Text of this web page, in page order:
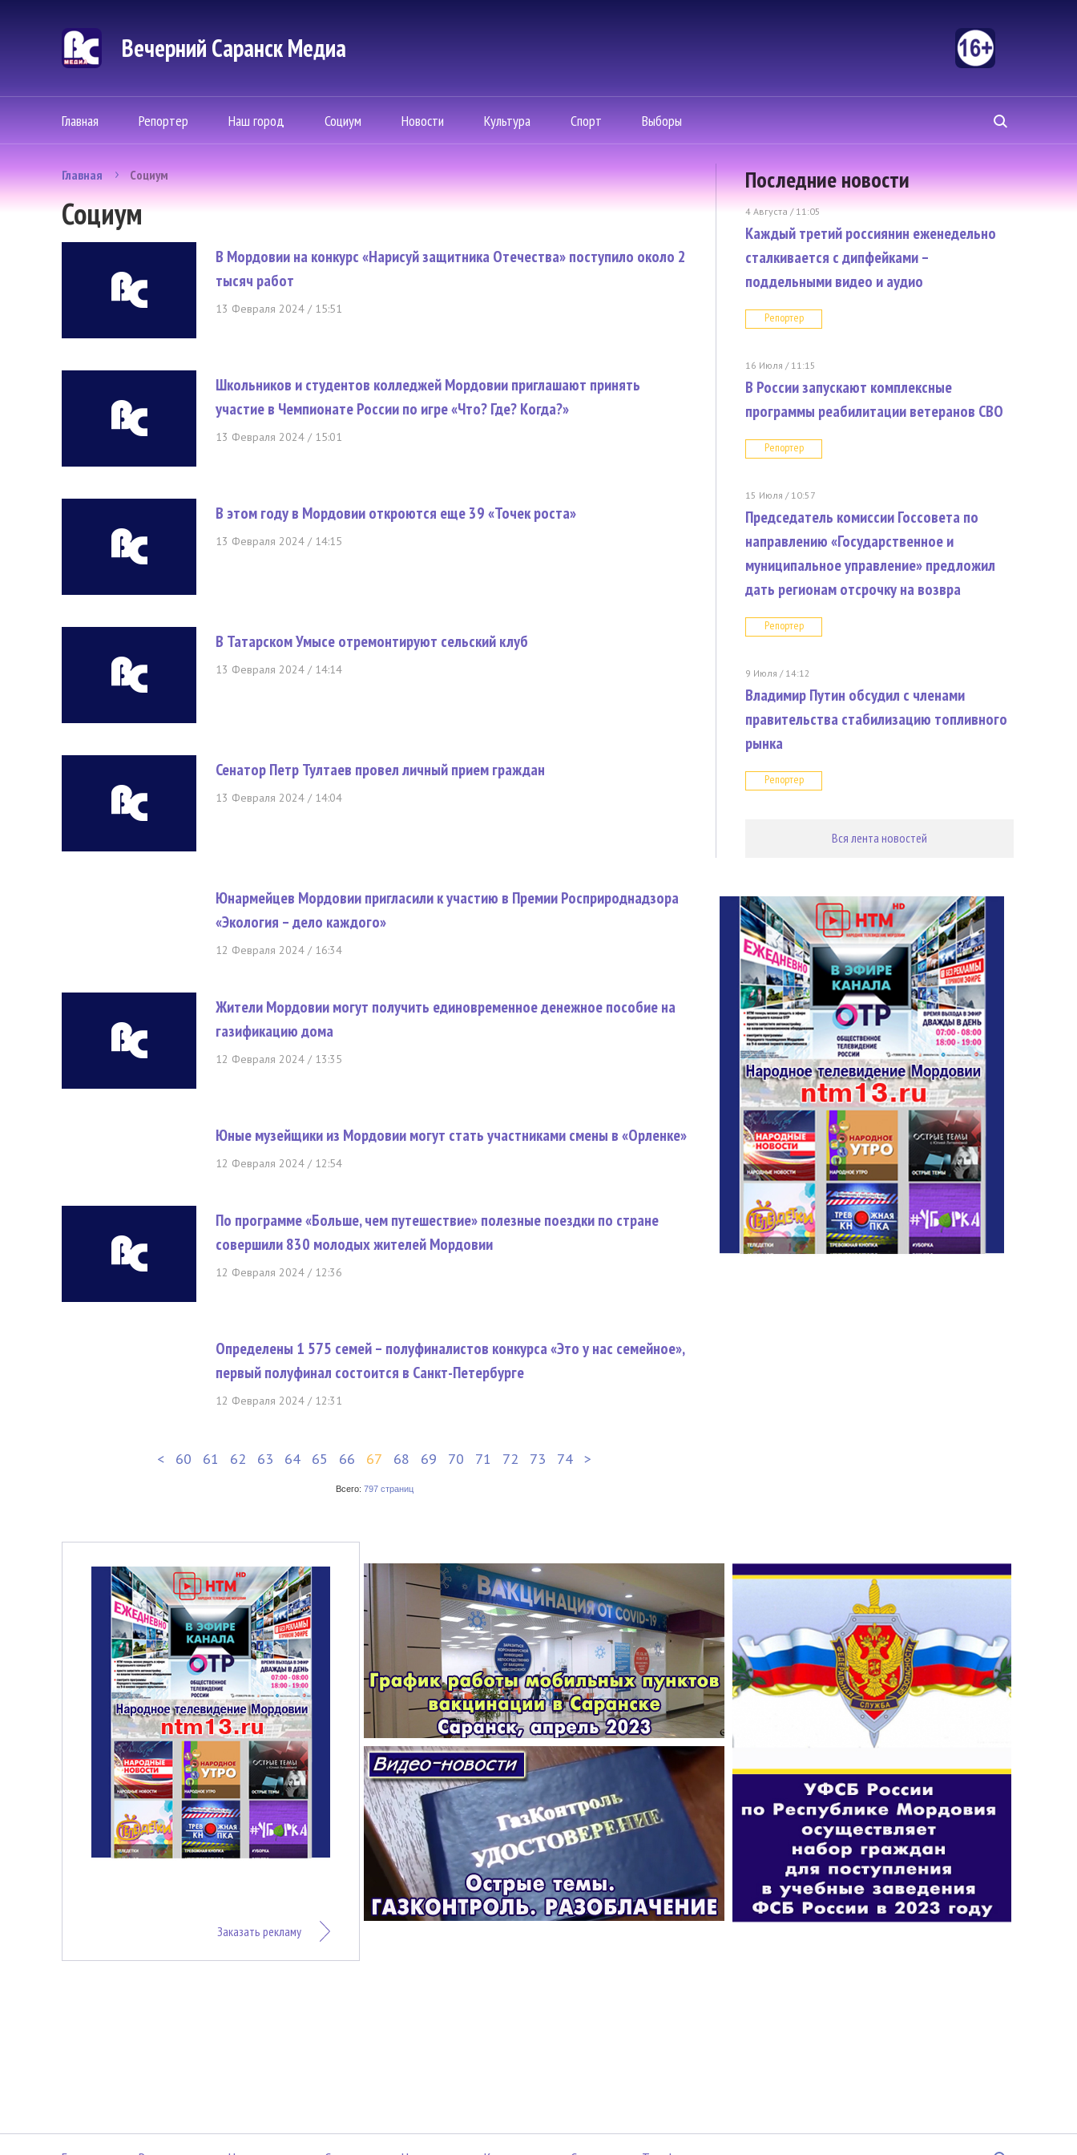
Вечерний Саранск Mедиа
Главная Репортер Наш город Социум Новости Культура Спорт Выборы
Главная Социум
Социум
В Мордовии на конкурс «Нарисуй защитника Отечества» поступило около 2
тысяч работ
13 Февраля 2024 / 15:51
Школьников и студентов колледжей Мордовии приглашают принять
участие в Чемпионате России по игре «Что? Где? Когда?»
13 Февраля 2024 / 15:01
В этом году в Мордовии откроются еще 39 «Точек роста»
13 Февраля 2024 / 14:15
В Татарском Умысе отремонтируют сельский клуб
13 Февраля 2024 / 14:14
Сенатор Петр Тултаев провел личный прием граждан
13 Февраля 2024 / 14:04
Юнармейцев Мордовии пригласили к участию в Премии Росприроднадзора
«Экология – дело каждого»
12 Февраля 2024 / 16:34
Жители Мордовии могут получить единовременное денежное пособие на
газификацию дома
12 Февраля 2024 / 13:35
Юные музейщики из Мордовии могут стать участниками смены в «Орленке»
12 Февраля 2024 / 12:54
По программе «Больше, чем путешествие» полезные поездки по стране
совершили 830 молодых жителей Мордовии
12 Февраля 2024 / 12:36
Определены 1 575 семей – полуфиналистов конкурса «Это у нас семейное»,
первый полуфинал состоится в Санкт-Петербурге
12 Февраля 2024 / 12:31
< 60 61 62 63 64 65 66 67 68 69 70 71 72 73 74 >
Всего: 797 страниц
Последние новости
4 Августа / 11:05
Каждый третий россиянин еженедельно
сталкивается с дипфейками –
поддельными видео и аудио
Репортер
16 Июля / 11:15
В России запускают комплексные
программы реабилитации ветеранов СВО
Репортер
15 Июля / 10:57
Председатель комиссии Госсовета по
направлению «Государственное и
муниципальное управление» предложил
дать регионам отсрочку на возвра
Репортер
9 Июля / 14:12
Владимир Путин обсудил с членами
правительства стабилизацию топливного
рынка
Репортер
Вся лента новостей
Заказать рекламу